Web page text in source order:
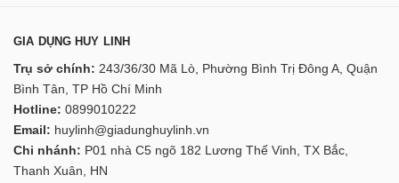
GIA DỤNG HUY LINH
Trụ sở chính: 243/36/30 Mã Lò, Phường Bình Trị Đông A, Quận
Bình Tân, TP Hồ Chí Minh
Hotline: 0899010222
Email: huylinh@giadunghuylinh.vn
Chi nhánh: P01 nhà C5 ngõ 182 Lương Thế Vinh, TX Bắc,
Thanh Xuân, HN